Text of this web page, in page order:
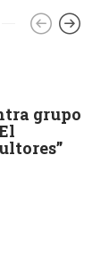
grupo